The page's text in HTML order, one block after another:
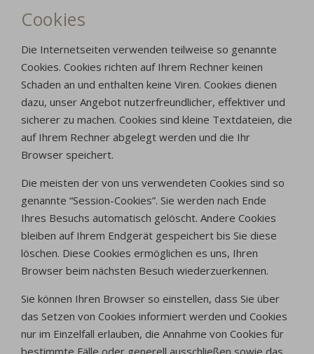
Cookies
Die Internetseiten verwenden teilweise so genannte
Cookies. Cookies richten auf Ihrem Rechner keinen
Schaden an und enthalten keine Viren. Cookies dienen
dazu, unser Angebot nutzerfreundlicher, effektiver und
sicherer zu machen. Cookies sind kleine Textdateien, die
auf Ihrem Rechner abgelegt werden und die Ihr
Browser speichert.
Die meisten der von uns verwendeten Cookies sind so
genannte “Session-Cookies”. Sie werden nach Ende
Ihres Besuchs automatisch gelöscht. Andere Cookies
bleiben auf Ihrem Endgerät gespeichert bis Sie diese
löschen. Diese Cookies ermöglichen es uns, Ihren
Browser beim nächsten Besuch wiederzuerkennen.
Sie können Ihren Browser so einstellen, dass Sie über
das Setzen von Cookies informiert werden und Cookies
nur im Einzelfall erlauben, die Annahme von Cookies für
bestimmte Fälle oder generell ausschließen sowie das